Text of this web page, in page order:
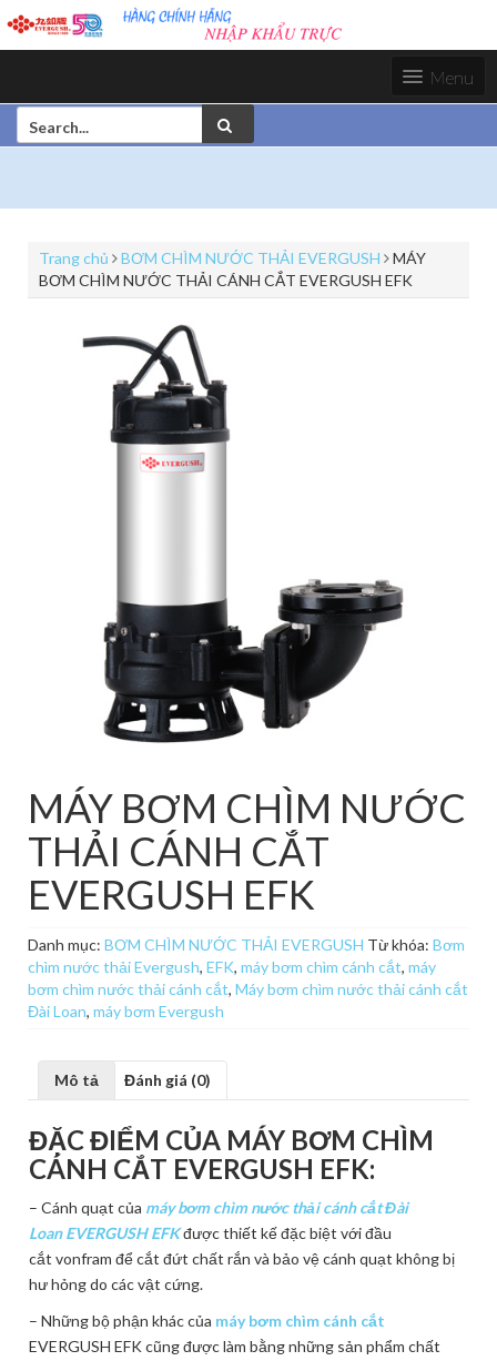
i
t
c
t
Menu
e
c
Trang chủ BƠM CHÌM NƯỚC THẢI EVERGUSH
MÁY
BƠM CHÌM NƯỚC THẢI CÁNH CẮT EVERGUSH EFK
MÁY BƠM CHÌM NƯỚC
THẢI CÁNH CẮT
EVERGUSH EFK
Danh mục: BƠM CHÌM NƯỚC THẢI EVERGUSH Từ khóa: Bơm
chìm nước thải Evergush, EFK, máy bơm chìm cánh cắt, máy
bơm chìm nước thải cánh cắt, Máy bơm chìm nước thải cánh cắt
Đài Loan, máy bơm Evergush
Mô tả Đánh giá (0)
ĐẶC ĐIỂM CỦA MÁY BƠM CHÌM
CÁNH CẮT EVERGUSH EFK:
– Cánh quạt của máy bơm chìm nước thải cánh cắt Đài
Loan EVERGUSH EFKđược thiết kế đặc biệt với đầu
cắt vonfram để cắt đứt chất rắn và bảo vệ cánh quạt không bị
hư hỏng do các vật cứng.
– Những bộ phận khác của máy bơm chìm cánh cắt
EVERGUSH EFK cũng được làm bằng những sản phẩm chất